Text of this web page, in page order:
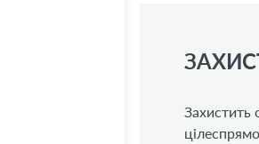
Захистить